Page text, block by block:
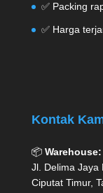
✅ Packing
✅ Harga
Kontak
📦 Warehouse:
Jl. Delima Jaya
Ciputat Timur,